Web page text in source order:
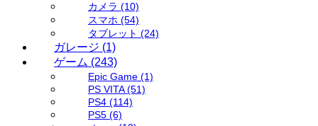
カメラ (10)
スマホ (54)
タブレット (24)
ガレージ (1)
ゲーム (243)
Epic Game (1)
PS VITA(51)
PS4 (114)
PS5 (6)